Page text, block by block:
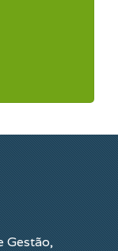
Gestão,